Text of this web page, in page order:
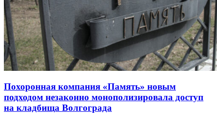
Похоронная компания «Память» новым
подходом незаконно монополизировала доступ
на кладбища Волгограда